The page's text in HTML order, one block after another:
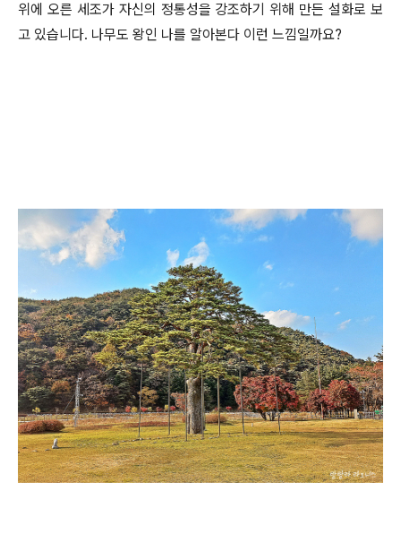
위에 오른 세조가 자신의 정통성을 강조하기 위해 만든 설화로 보
고 있습니다. 나무도 왕인 나를 알아본다 이런 느낌일까요?